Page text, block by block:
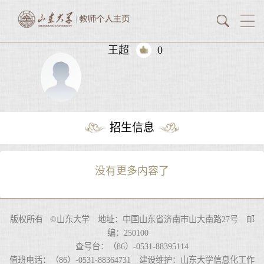
王超 0
招生信息
没有更多内容了
版权所有 ©山东大学 地址：中国山东省济南市山大南路27号 邮
编：250100
查号台：（86）-0531-88395114
值班电话：（86）-0531-88364731 建设维护：山东大学信息化工作